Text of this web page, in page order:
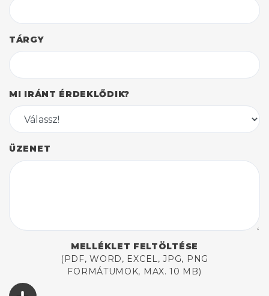
TÁRGY
MI IRÁNT ÉRDEKLŐDIK?
ÜZENET
MELLÉKLET FELTÖLTÉSE
(PDF, WORD, EXCEL, JPG, PNG
FORMÁTUMOK, MAX. 10 MB)